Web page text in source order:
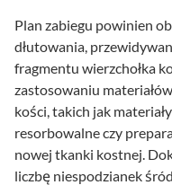
Plan zabiegu powinien
dłutowania,
fragmentu wierzchołka
zastosowaniu
kości, takich jak
resorbowalne czy
nowej tkanki kostnej.
liczbę niespodzianek